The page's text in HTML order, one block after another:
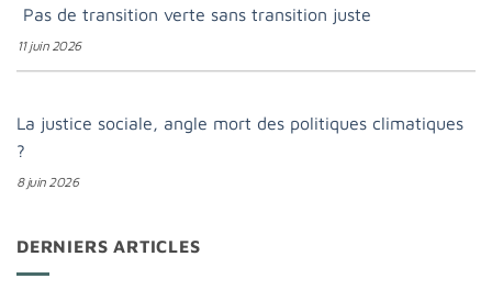
Pas de transition verte sans transition juste
11 juin 2026
La justice sociale, angle mort des politiques climatiques
?
8 juin 2026
DERNIERS ARTICLES